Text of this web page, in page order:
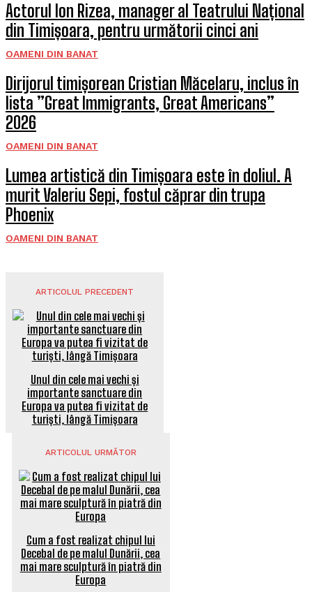
Actorul Ion Rizea, manager al Teatrului Național
din Timișoara, pentru următorii cinci ani
OAMENI DIN BANAT
Dirijorul timișorean Cristian Măcelaru, inclus în
lista ”Great Immigrants, Great Americans”
2026
OAMENI DIN BANAT
Lumea artistică din Timișoara este în doliul. A
murit Valeriu Sepi, fostul căprar din trupa
Phoenix
OAMENI DIN BANAT
ARTICOLUL PRECEDENT
Unul din cele mai vechi și
importante sanctuare din
Europa va putea fi vizitat de
turiști, lângă Timișoara
ARTICOLUL URMĂTOR
Cum a fost realizat chipul lui
Decebal de pe malul Dunării, cea
mai mare sculptură în piatră din
Europa